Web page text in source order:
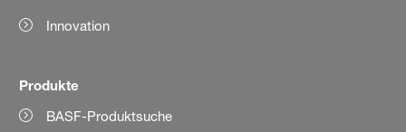
Innovation
Produkte
BASF-Produktsuche